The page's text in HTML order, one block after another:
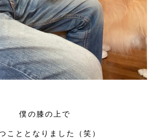
僕の膝の上で
こととなりました（笑）